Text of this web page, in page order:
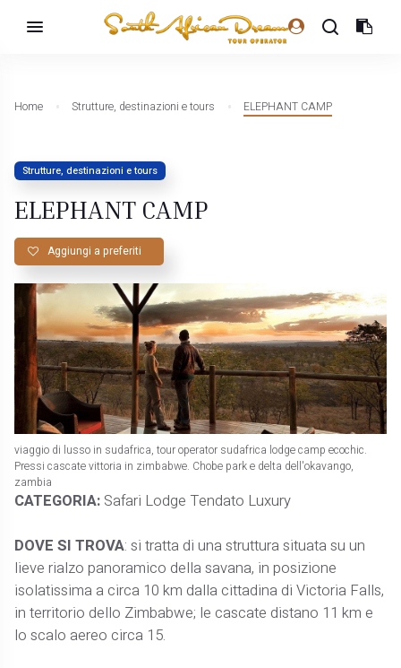
Home Strutture, destinazioni e tours ELEPHANT CAMP
Strutture, destinazioni e tours
ELEPHANT CAMP
Aggiungi a preferiti
viaggio di lusso in sudafrica, tour operator sudafrica lodge camp ecochic.
Pressi cascate vittoria in zimbabwe. Chobe park e delta dell'okavango,
zambia
CATEGORIA: Safari Lodge Tendato Luxury
DOVE SI TROVA: si tratta di una struttura situata su un
lieve rialzo panoramico della savana, in posizione
isolatissima a circa 10 km dalla cittadina di Victoria Falls,
in territorio dello Zimbabwe; le cascate distano 11 km e
lo scalo aereo circa 15.